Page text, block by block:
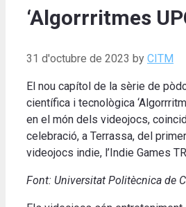
‘Algorrritmes
31 d'octubre de 2023 by CITM
El nou capítol de la sèrie de
científica i tecnològica
en el món dels videojocs,
celebració, a Terrassa, del
videojocs indie, l’Indie Games
Font: Universitat Politècnica de